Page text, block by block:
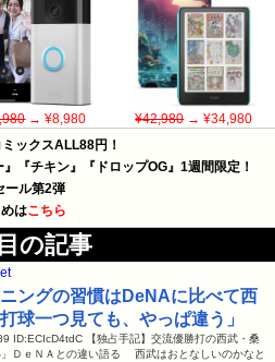
→ ¥8,980 ¥42,980→ ¥34,980
ックスALL88円！
『チキン』『ドロップOG』1週間限定！
ール第2弾
はこちら
の記事
ングの習慣はDeNAに比べて西
球一つ見ても、やっぱ違う」
ID:ECIcD4tdC 【独占手記】交流優勝打の西武・桑
ＤｅＮＡとの違い語る 西武はおとなしいのかなと